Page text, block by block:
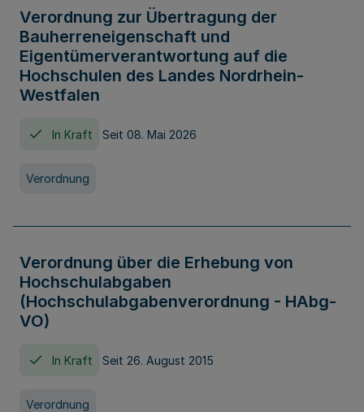
Verordnung zur Übertragung der
Bauherreneigenschaft und
Eigentümerverantwortung auf die
Hochschulen des Landes Nordrhein-
Westfalen
In Kraft Seit 08. Mai 2026
Verordnung
Verordnung über die Erhebung von
Hochschulabgaben
(Hochschulabgabenverordnung - HAbg-
VO)
In Kraft Seit 26. August 2015
Verordnung